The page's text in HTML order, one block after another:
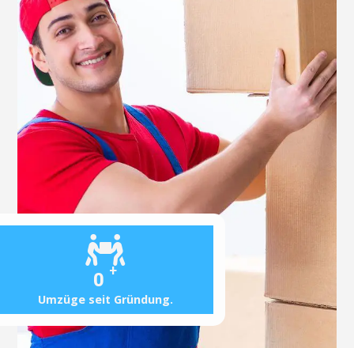
0 +
Umzüge seit Gründung.